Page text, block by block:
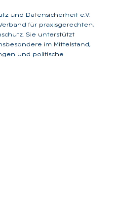
und Datensicherheit e.V.
für praxisgerechten,
Sie unterstützt
im Mittelstand,
und politische